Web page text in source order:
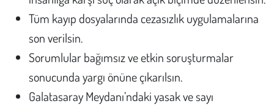
Tüm kayıp dosyalarında cezasızlık uygulamalarına
son verilsin.
Sorumlular bağımsız ve etkin soruşturmalar
sonucunda yargı önüne çıkarılsın.
Galatasaray Meydanı’ndaki yasak ve sayı